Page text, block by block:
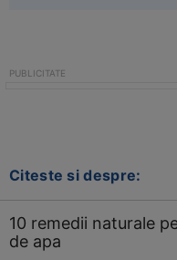
Citeste si despre:
10 remedii naturale
de apa